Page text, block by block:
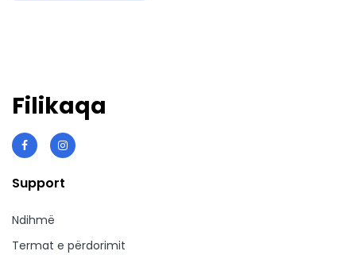
Filikaqa
Support
Ndihmë
Termat e përdorimit